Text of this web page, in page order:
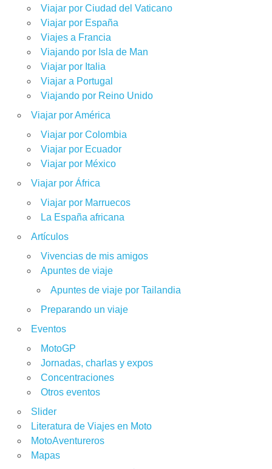
Viajar por Ciudad del Vaticano
Viajar por España
Viajes a Francia
Viajando por Isla de Man
Viajar por Italia
Viajar a Portugal
Viajando por Reino Unido
Viajar por América
Viajar por Colombia
Viajar por Ecuador
Viajar por México
Viajar por África
Viajar por Marruecos
La España africana
Artículos
Vivencias de mis amigos
Apuntes de viaje
Apuntes de viaje por Tailandia
Preparando un viaje
Eventos
MotoGP
Jornadas, charlas y expos
Concentraciones
Otros eventos
Slider
Literatura de Viajes en Moto
MotoAventureros
Mapas